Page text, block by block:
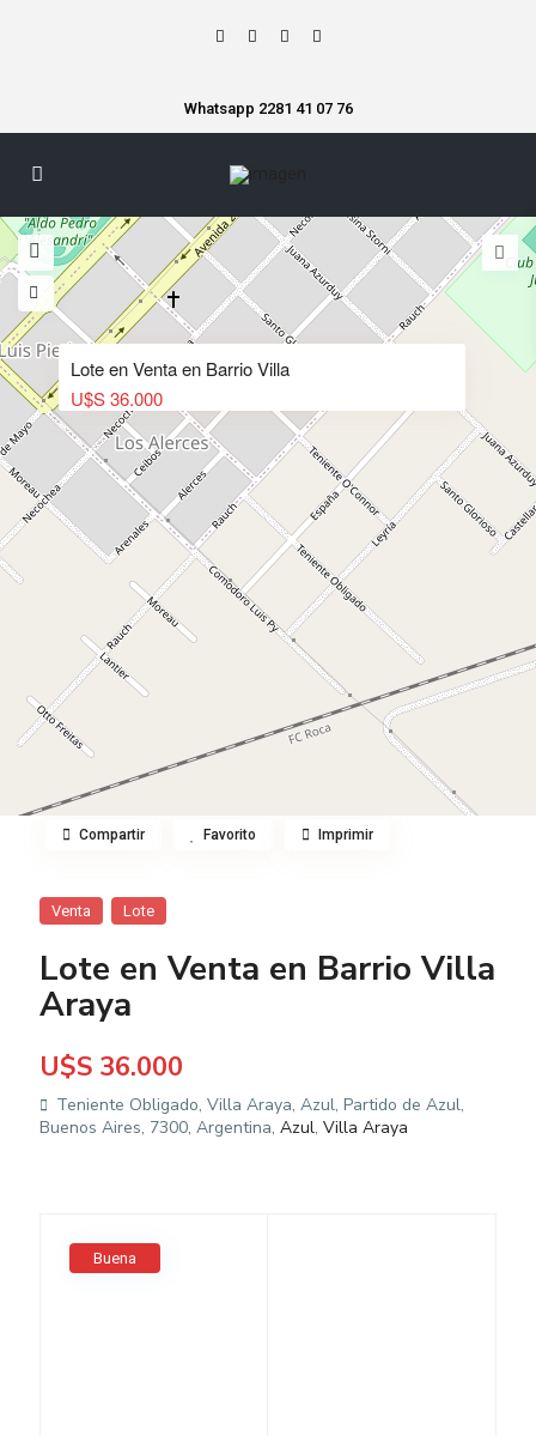
Whatsapp 2281 41 07 76
Lote en Venta en Barrio Villa
U$S 36.000
Venta Lote
Lote en Venta en Barrio Villa
Araya
U$S 36.000
Teniente Obligado, Villa Araya, Azul, Partido de Azul,
Buenos Aires, 7300, Argentina,Azul,Villa Araya
Compartir Favorito Imprimir
Buena